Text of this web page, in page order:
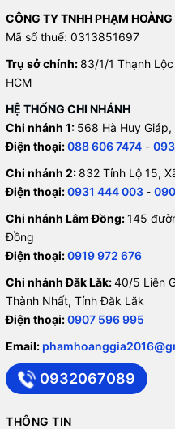
CÔNG TY TNHH PHẠM
Mã số thuế: 0313851697
Trụ sở chính: 83/1/1 Thạnh
HCM
HỆ THỐNG CHI NHÁNH
Chi nhánh 1: 568 Hà Huy
Điện thoại:088 606 7474 -
Chi nhánh 2: 832 Tỉnh Lộ 15,
Điện thoại:0931 444 003 -
Chi nhánh Lâm Đồng:145
Đồng
Điện thoại:0919 972 676
Chi nhánh Đăk Lăk:40/5 Liên
Thành Nhất, Tỉnh Đăk Lăk
Điện thoại:0907 596 995
Email:
0932067089
THÔNG TIN